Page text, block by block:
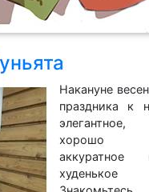
Накануне
праздника к
элегантное,
хорошо